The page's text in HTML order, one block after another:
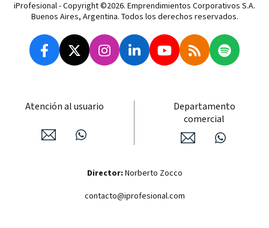
iProfesional - Copyright ©2026. Emprendimientos Corporativos S.A.
Buenos Aires, Argentina. Todos los derechos reservados.
Atención al usuario
Departamento
comercial
Director: Norberto Zocco
contacto@iprofesional.com